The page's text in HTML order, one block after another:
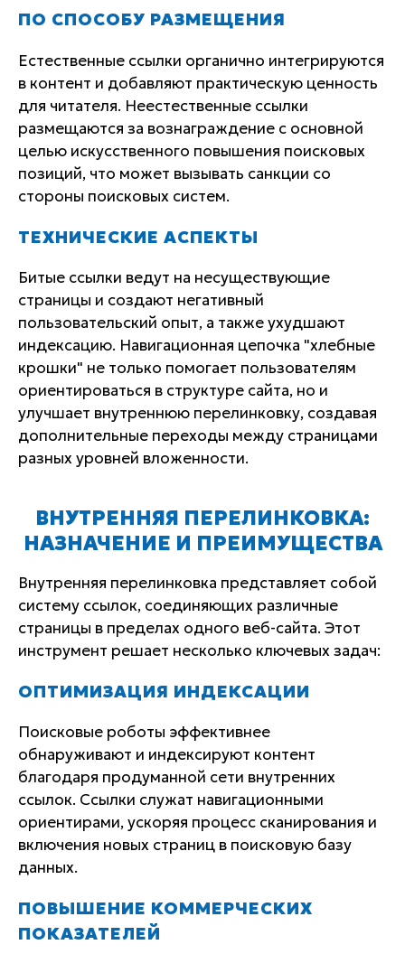
ПО СПОСОБУ РАЗМЕЩЕНИЯ
Естественные ссылки органично интегрируются
в контент и добавляют практическую ценность
для читателя. Неестественные ссылки
размещаются за вознаграждение с основной
целью искусственного повышения поисковых
позиций, что может вызывать санкции со
стороны поисковых систем.
ТЕХНИЧЕСКИЕ АСПЕКТЫ
Битые ссылки ведут на несуществующие
страницы и создают негативный
пользовательский опыт, а также ухудшают
индексацию. Навигационная цепочка "хлебные
крошки" не только помогает пользователям
ориентироваться в структуре сайта, но и
улучшает внутреннюю перелинковку, создавая
дополнительные переходы между страницами
разных уровней вложенности.
ВНУТРЕННЯЯ ПЕРЕЛИНКОВКА:
НАЗНАЧЕНИЕ И ПРЕИМУЩЕСТВА
Внутренняя перелинковка представляет собой
систему ссылок, соединяющих различные
страницы в пределах одного веб-сайта. Этот
инструмент решает несколько ключевых задач:
ОПТИМИЗАЦИЯ ИНДЕКСАЦИИ
Поисковые роботы эффективнее
обнаруживают и индексируют контент
благодаря продуманной сети внутренних
ссылок. Ссылки служат навигационными
ориентирами, ускоряя процесс сканирования и
включения новых страниц в поисковую базу
данных.
ПОВЫШЕНИЕ КОММЕРЧЕСКИХ
ПОКАЗАТЕЛЕЙ